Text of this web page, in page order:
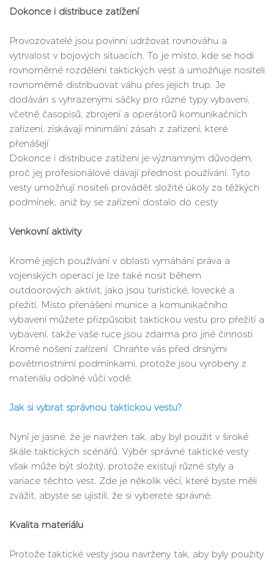
Dokonce i distribuce zatížení
Provozovatelé jsou povinni udržovat rovnováhu a
vytrvalost v bojových situacích. To je místo, kde se hodí
rovnoměrné rozdělení taktických vest a umožňuje nositeli
rovnoměrně distribuovat váhu přes jejich trup. Je
dodáván s vyhrazenými sáčky pro různé typy vybavení,
včetně časopisů, zbrojení a operátorů komunikačních
zařízení, získávají minimální zásah z zařízení, které
přenášejí
Dokonce i distribuce zatížení je významným důvodem,
proč jej profesionálové dávají přednost používání. Tyto
vesty umožňují nositeli provádět složité úkoly za těžkých
podmínek, aniž by se zařízení dostalo do cesty
Venkovní aktivity
Kromě jejich používání v oblasti vymáhání práva a
vojenských operací je lze také nosit během
outdoorových aktivit, jako jsou turistické, lovecké a
přežití. Místo přenášení munice a komunikačního
vybavení můžete přizpůsobit taktickou vestu pro přežití a
vybavení, takže vaše ruce jsou zdarma pro jiné činnosti
Kromě nošení zařízení Chraňte vás před drsnými
povětrnostními podmínkami, protože jsou vyrobeny z
materiálu odolné vůči vodě.
Jak si vybrat správnou taktickou vestu?
Nyní je jasné, že je navržen tak, aby byl použit v široké
škále taktických scénářů. Výběr správné taktické vesty
však může být složitý, protože existují různé styly a
variace těchto vest. Zde je několik věcí, které byste měli
zvážit, abyste se ujistili, že si vyberete správné:
Kvalita materiálu
Protože taktické vesty jsou navrženy tak, aby byly použity